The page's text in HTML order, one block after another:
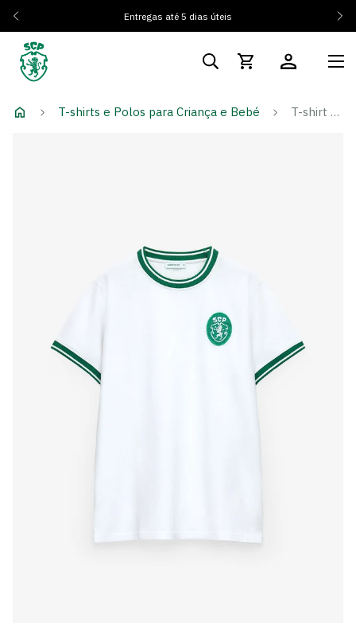
Entregas até 5 dias úteis
T-shirts e Polos para Criança e Bebé T-shirt Retro Cycling - Criança